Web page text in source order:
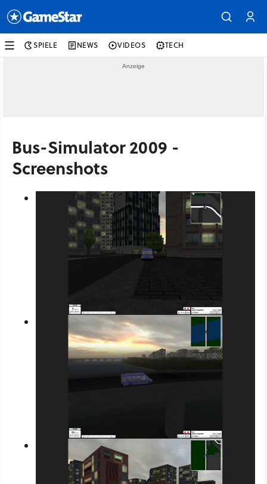
SPIELE NEWS VIDEOS TECH
Bus-Simulator 2009 -
Screenshots